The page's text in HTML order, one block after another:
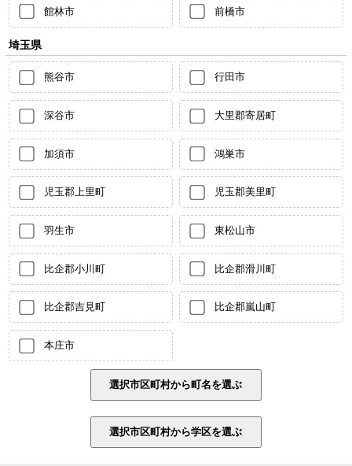
館林市 前橋市
埼玉県
熊谷市 行田市
深谷市 大里郡寄居町
加須市 鴻巣市
児玉郡上里町 児玉郡美里町
羽生市 東松山市
比企郡小川町 比企郡滑川町
比企郡吉見町 比企郡嵐山町
本庄市